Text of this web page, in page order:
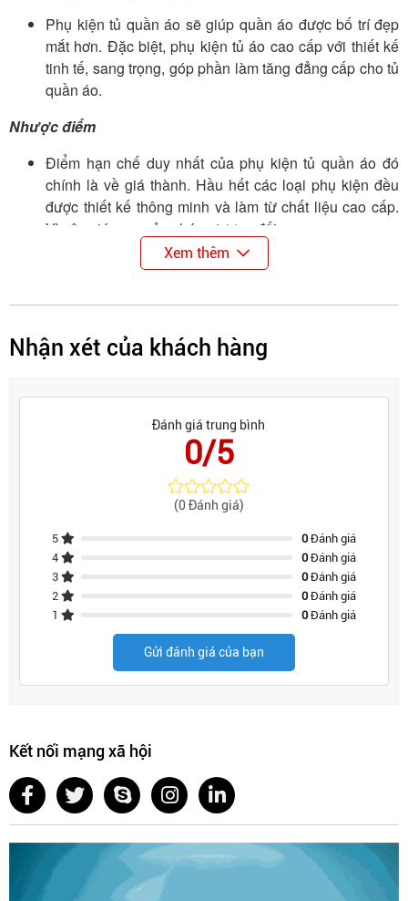
Phụ kiện tủ quần áo sẽ giúp quần áo được bố trí đẹp
mắt hơn. Đặc biệt, phụ kiện tủ áo cao cấp với thiết kế
tinh tế, sang trọng, góp phần làm tăng đẳng cấp cho tủ
quần áo.
Nhược điểm
Điểm hạn chế duy nhất của phụ kiện tủ quần áo đó
chính là về giá thành. Hầu hết các loại phụ kiện đều
được thiết kế thông minh và làm từ chất liệu cao cấp.
Vì vậy giá mua của chúng tương đối cao.
Nên cân nhắc trước khi chọn phụ kiện phù hợp với
và không sử dụng được sẽ gây lãng phí tiền của.
Xem thêm
Nhận xét của khách hàng
Đánh giá trung bình
0/5
(0 Đánh giá)
5 0Đánh giá
4
0Đánh giá
3
0Đánh giá
2
0Đánh giá
1
0Đánh giá
Gửi đánh giá của bạn
Kết nối mạng xã hội